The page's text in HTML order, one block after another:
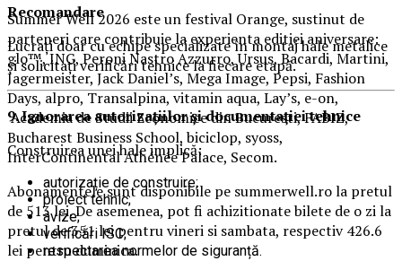
Recomandare
Lucrați doar cu echipe specializate în montaj hale metalice
și solicitați verificări tehnice la fiecare etapă.
9. Ignorarea autorizațiilor și documentației tehnice
Construirea unei hale implică:
autorizație de construire;
proiect tehnic;
avize;
verificări ISC;
respectarea normelor de siguranță.
Summer Well 2026 este un festival Orange, sustinut de
parteneri care contribuie la experienta editiei aniversare:
glo™, ING, Peroni Nastro Azzurro, Ursus, Bacardi, Martini,
Jagermeister, Jack Daniel’s, Mega Image, Pepsi, Fashion
Days, alpro, Transalpina, vitamin aqua, Lay’s, e-on,
Academia de Studii Economice din Bucuresti, FABIZ,
Bucharest Business School, biciclop, syoss,
InterContinental Athénée Palace, Secom.
Abonamentele sunt disponibile pe summerwell.ro la pretul
de 513 lei. De asemenea, pot fi achizitionate bilete de o zi la
pretul de 351 lei pentru vineri si sambata, respectiv 426.6
lei pentru duminica.